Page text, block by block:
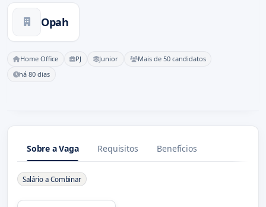
Opah
Home Office PJ Junior
Mais de 50 candidatos
há 80 dias
Sobre a Vaga Requisitos Benefícios
Sobre a Vaga
Salário a Combinar